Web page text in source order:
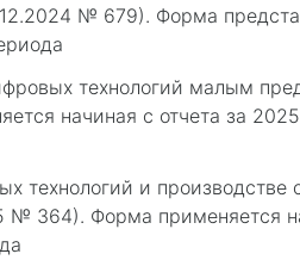
№ 679). Форма
технологий малым
начиная с отчета за
и производстве
364). Форма применяется